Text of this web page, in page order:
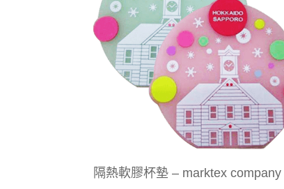
隔熱軟膠杯墊 – marktex company